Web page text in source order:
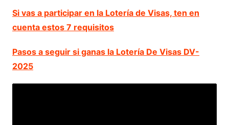
Si vas a participar en la Lotería de Visas, ten en
cuenta estos 7 requisitos
Pasos a seguir si ganas la Lotería De Visas DV-
2025